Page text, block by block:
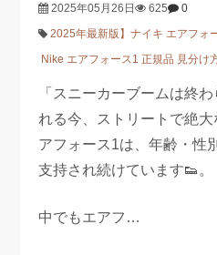
2025年05月26日 625
0
2025年最新版】ナイキ エアフォ
Nike エアフォース1 正規品 見分け
「スニーカーブームは終
れる今、ストリートで絶
アフォース1は、年齢・性
支持され続けています👟。
中でもエアフ…